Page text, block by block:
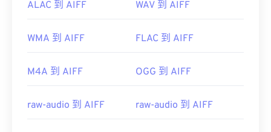
ALAC 到 AIFF WAV 到 AIFF
WMA 到 AIFF FLAC 到 AIFF
M4A 到 AIFF OGG 到 AIFF
raw-audio 到 AIFF raw-audio 到 AIFF